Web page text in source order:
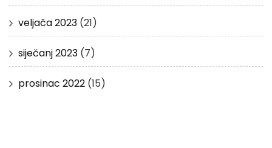
veljača 2023 (21)
siječanj 2023 (7)
prosinac 2022 (15)